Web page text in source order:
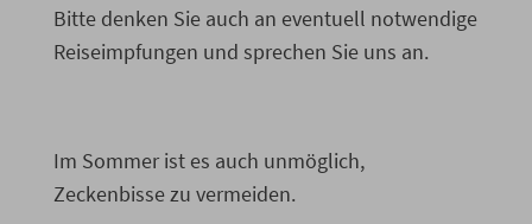
Bitte denken Sie auch an eventuell notwendige
Reiseimpfungen und sprechen Sie uns an.
Im Sommer ist es auch unmöglich,
Zeckenbisse zu vermeiden.